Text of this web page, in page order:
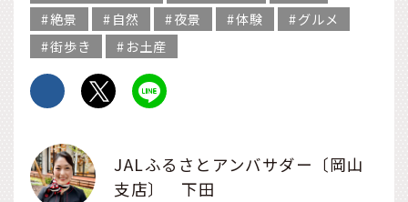
絶景
自然 夜景 体験
グルメ
街歩き
お土産
JALふるさとアンバサダー〔岡山
支店〕 下田